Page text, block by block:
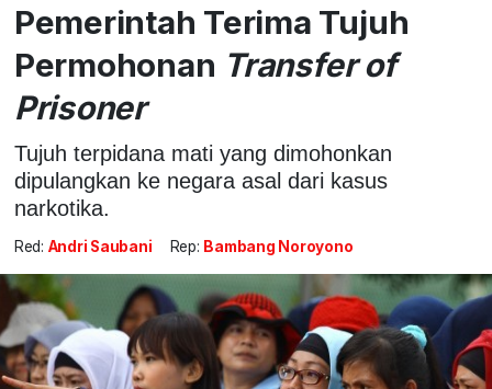
Pemerintah Terima Tujuh
Permohonan Transfer of
Prisoner
Tujuh terpidana mati yang dimohonkan
dipulangkan ke negara asal dari kasus
narkotika.
Red: Andri Saubani Rep: Bambang Noroyono